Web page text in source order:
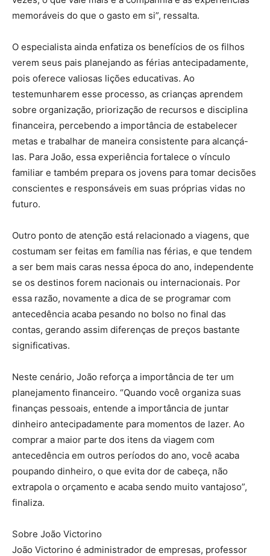
memoráveis do que o gasto em si”, ressalta.
O especialista ainda enfatiza os benefícios de os filhos
verem seus pais planejando as férias antecipadamente,
pois oferece valiosas lições educativas. Ao
testemunharem esse processo, as crianças aprendem
sobre organização, priorização de recursos e disciplina
financeira, percebendo a importância de estabelecer
metas e trabalhar de maneira consistente para alcançá-
las. Para João, essa experiência fortalece o vínculo
familiar e também prepara os jovens para tomar decisões
conscientes e responsáveis em suas próprias vidas no
futuro.
Outro ponto de atenção está relacionado a viagens, que
costumam ser feitas em família nas férias, e que tendem
a ser bem mais caras nessa época do ano, independente
se os destinos forem nacionais ou internacionais. Por
essa razão, novamente a dica de se programar com
antecedência acaba pesando no bolso no final das
contas, gerando assim diferenças de preços bastante
significativas.
Neste cenário, João reforça a importância de ter um
planejamento financeiro. “Quando você organiza suas
finanças pessoais, entende a importância de juntar
dinheiro antecipadamente para momentos de lazer. Ao
comprar a maior parte dos itens da viagem com
antecedência em outros períodos do ano, você acaba
poupando dinheiro, o que evita dor de cabeça, não
extrapola o orçamento e acaba sendo muito vantajoso”,
finaliza.
Sobre João Victorino
João Victorino é administrador de empresas, professor